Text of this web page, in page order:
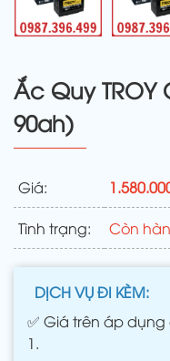
Ắc Quy TROY
90ah)
Giá:
Tình trạng: Còn
DỊCH VỤ ĐI KÈM:
✅ Giá trên áp dụng
1.